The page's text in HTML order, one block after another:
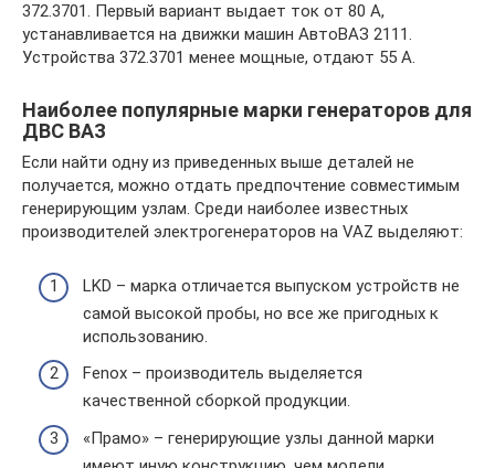
372.3701. Первый вариант выдает ток от 80 А,
устанавливается на движки машин АвтоВАЗ 2111.
Устройства 372.3701 менее мощные, отдают 55 А.
Наиболее популярные марки генераторов для
ДВС ВАЗ
Если найти одну из приведенных выше деталей не
получается, можно отдать предпочтение совместимым
генерирующим узлам. Среди наиболее известных
производителей электрогенераторов на VAZ выделяют:
LKD – марка отличается выпуском устройств не
самой высокой пробы, но все же пригодных к
использованию.
Fenox – производитель выделяется
качественной сборкой продукции.
«Прамо» – генерирующие узлы данной марки